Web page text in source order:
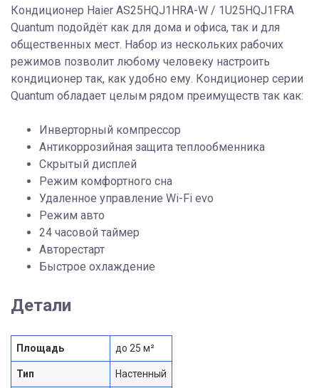
Кондиционер Haier AS25HQJ1HRA-W / 1U25HQJ1FRA
Quantum подойдёт как для дома и офиса, так и для
общественных мест. Набор из нескольких рабочих
режимов позволит любому человеку настроить
кондиционер так, как удобно ему. Кондиционер серии
Quantum обладает целым рядом преимуществ так как:
Инверторный компрессор
Антикоррозийная защита теплообменника
Скрытый дисплей
Режим комфортного сна
Удаленное управление Wi-Fi evo
Режим авто
24 часовой таймер
Авторестарт
Быстрое охлаждение
Детали
Площадь до 25 м²
Тип Настенный